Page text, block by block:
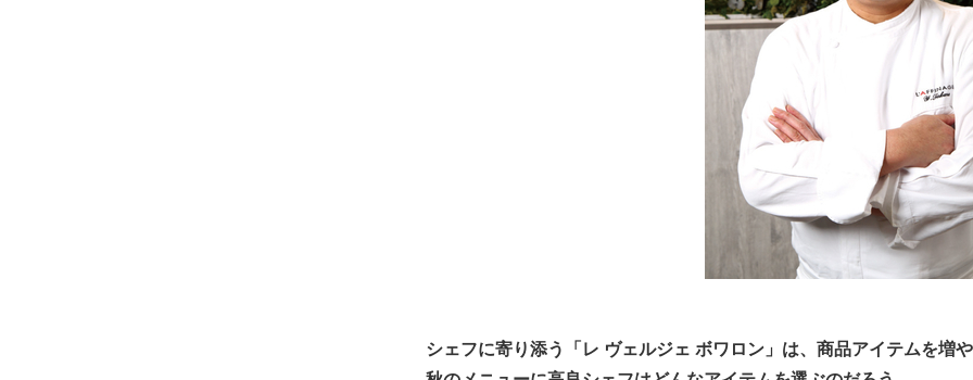
シェフに寄り添う「レ ヴェルジェ ボワロン」は、商品アイテムを増